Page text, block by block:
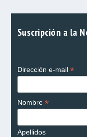
Suscripción a la
Dirección e-mail *
Nombre *
Apellidos